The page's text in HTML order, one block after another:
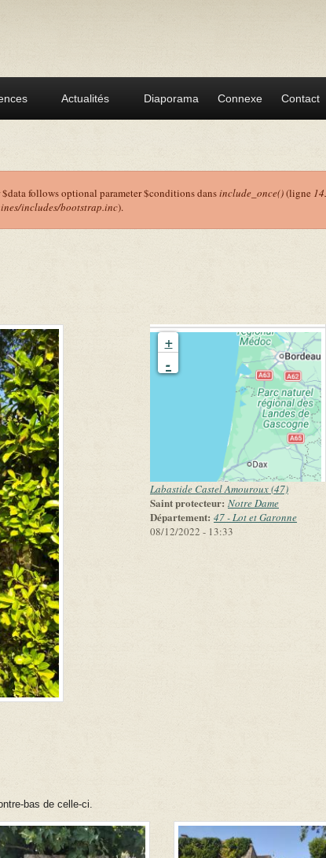
Actualités Diaporama Connexe Contact
$data follows optional parameter $conditions dansinclude_once()(ligne
includes/bootstrap.inc).
+
-
Labastide Castel Amouroux (47)
Saint protecteur: Notre Dame
Département: 47 - Lot et Garonne
08/12/2022 - 13:33
external)
bas de celle-ci.